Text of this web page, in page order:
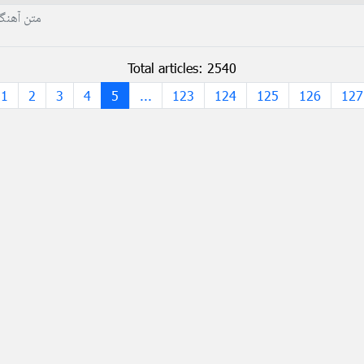
متن
Total articles: 2540
1
2 3 4 5 ... 123 124 125 126 127